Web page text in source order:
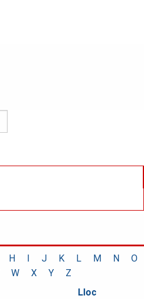
H I J K L M N
O
W X Y
Z
Lloc